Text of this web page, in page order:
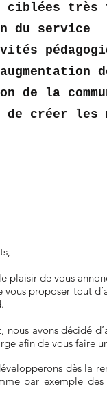
ciblées très
du service
de la
de créer les
de vous
vous proposer tout
avons décidé
afin de vous faire
dès la
par exemple